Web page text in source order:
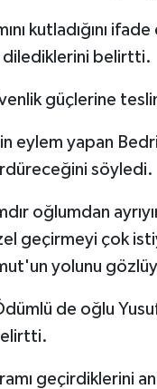
kutladığını
dilediklerini belirtti.
güçlerine
eylem yapan
söyledi.
oğlumdan
geçirmeyi çok
yolunu
de oğlu
geçirdiklerini